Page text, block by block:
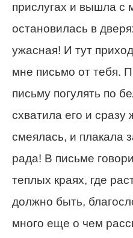
прислугах и вышла
остановилась в
ужасная! И тут
мне письмо от тебя.
письму погулять по
схватила его и сразу
смеялась, и плакала
рада! В письме
теплых краях, где
должно быть,
много еще о чем